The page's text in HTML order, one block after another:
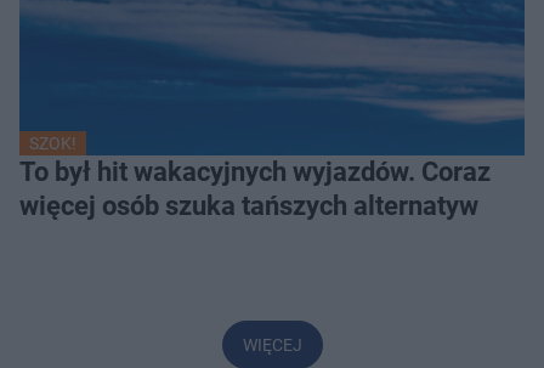
SZOK!
To był hit wakacyjnych wyjazdów. Coraz
więcej osób szuka tańszych alternatyw
WIĘCEJ